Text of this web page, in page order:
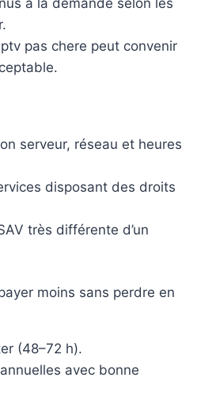
à la demande selon les
pas chere peut convenir
serveur, réseau et heures
disposant des droits
très différente d’un
moins sans perdre en
(48–72 h).
avec bonne